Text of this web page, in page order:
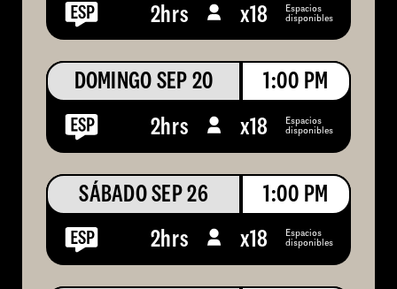
2hrs
x18 Espacios
disponibles
DOMINGO SEP 20
1:00 PM
2hrs
x18 Espacios
disponibles
SÁBADO SEP 26
1:00 PM
2hrs
x18 Espacios
disponibles